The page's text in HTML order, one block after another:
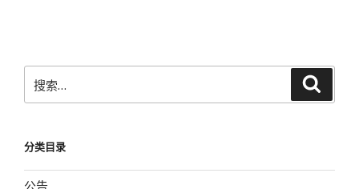
搜
索：
分类目录
公告